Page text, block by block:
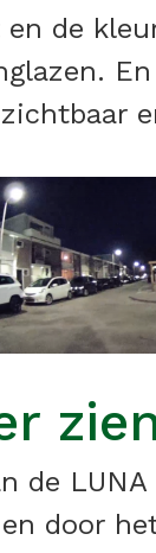
de
de
door